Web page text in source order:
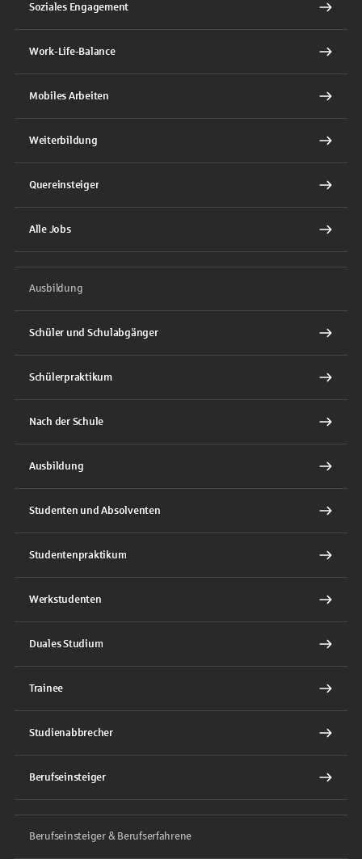
Soziales Engagement
Work-Life-Balance
Mobiles Arbeiten
Weiterbildung
Quereinsteiger
Alle Jobs
Ausbildung
Schüler und Schulabgänger
Schülerpraktikum
Nach der Schule
Ausbildung
Studenten und Absolventen
Studentenpraktikum
Werkstudenten
Duales Studium
Trainee
Studienabbrecher
Berufseinsteiger
Berufseinsteiger & Berufserfahrene